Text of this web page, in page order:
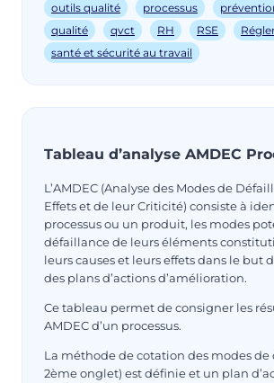
outils qualité
processus
qualité
qvct RH RSE
santé et sécurité au travail
Tableau d’analyse AMDEC
L’AMDEC (Analyse des Modes de
Effets et de leur Criticité) consiste à
processus ou un produit, les modes
défaillance de leurs éléments
leurs causes et leurs effets dans le but
des plans d’actions d’amélioration.
Ce tableau permet de consigner les
AMDEC d’un processus.
La méthode de cotation des modes de
2ème onglet) est définie et un plan